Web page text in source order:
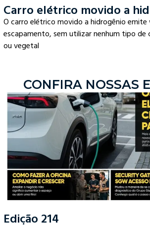
Carro elétrico movido a
O carro elétrico movido a hidrogênio emite
escapamento, sem utilizar nenhum tipo
ou vegetal
CONFIRA NOSSAS
Edição 214